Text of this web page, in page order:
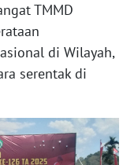
TMMD
di Wilayah,
serentak di